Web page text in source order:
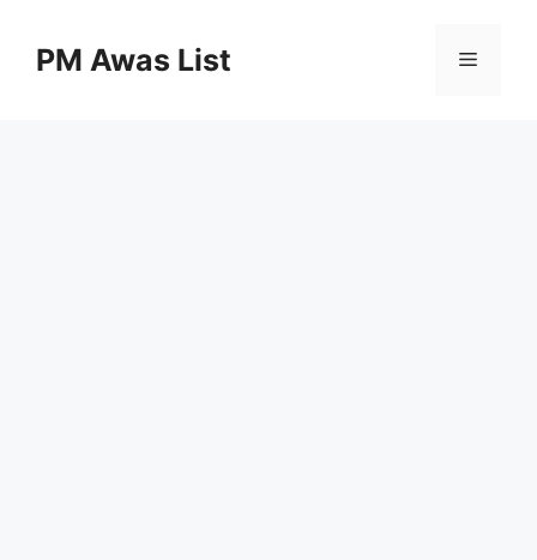
PM Awas List Menu